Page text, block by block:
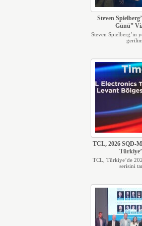
Steven
Günü”
Steven Spielberg’in
TCL, 2026 SQD-
TCL, Türkiye’de
serisini